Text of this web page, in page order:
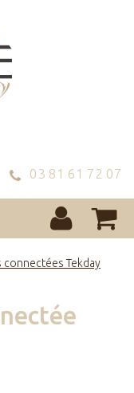
03 81 61 72 07
connectées Tekday